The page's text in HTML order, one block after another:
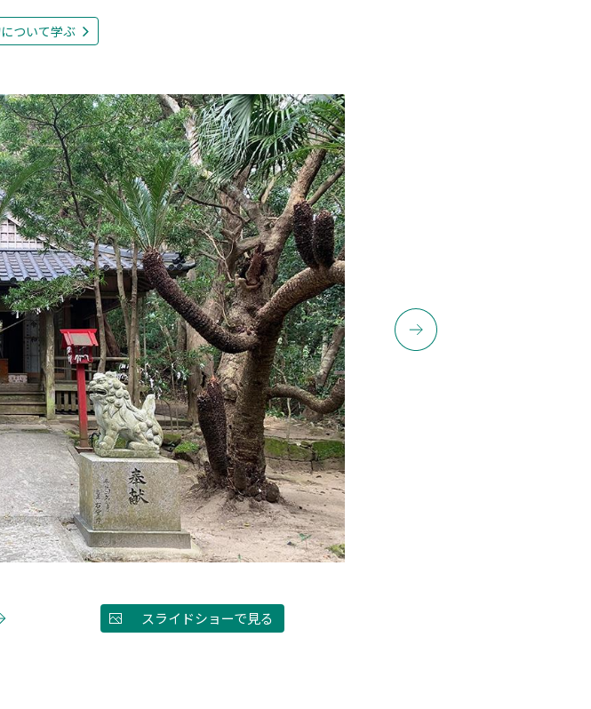
ついて学ぶ
スライドショーで見る